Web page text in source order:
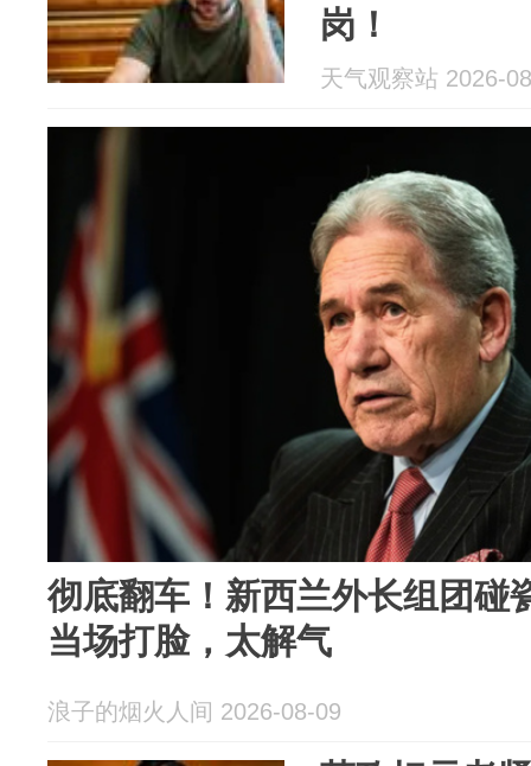
岗！
天气观察站 2026-
彻底翻车！新西兰外长组团碰
当场打脸，太解气
浪子的烟火人间 2026-08-09